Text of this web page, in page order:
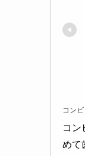
コンビ
コン
めて